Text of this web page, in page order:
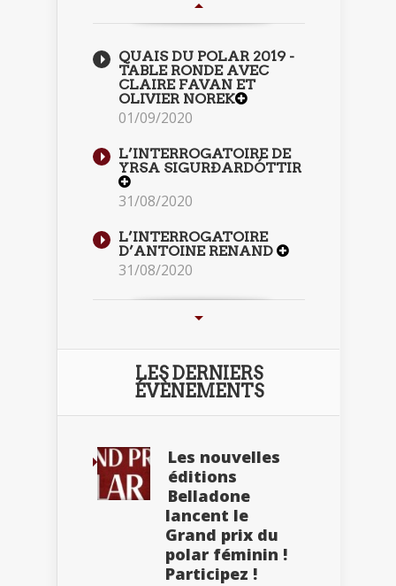
QUAIS DU POLAR 2019 -
TABLE RONDE AVEC
CLAIRE FAVAN ET
OLIVIER NOREK
01/09/2020
L’INTERROGATOIRE DE
YRSA SIGURÐARDÓTTIR
31/08/2020
L’INTERROGATOIRE
D’ANTOINE RENAND
31/08/2020
LES DERNIERS
ÉVÈNEMENTS
Les nouvelles
éditions
Belladone
lancent le
Grand prix du
polar féminin !
Participez !